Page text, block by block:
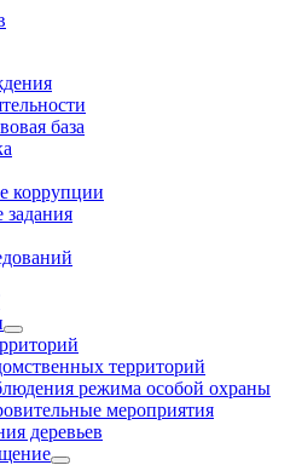
база
коррупции
задания
территорий
режима особой охраны
мероприятия
деревьев